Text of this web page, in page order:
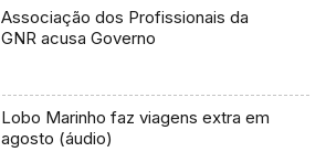
Associação dos Profissionais da
GNR acusa Governo
Lobo Marinho faz viagens extra em
agosto (áudio)